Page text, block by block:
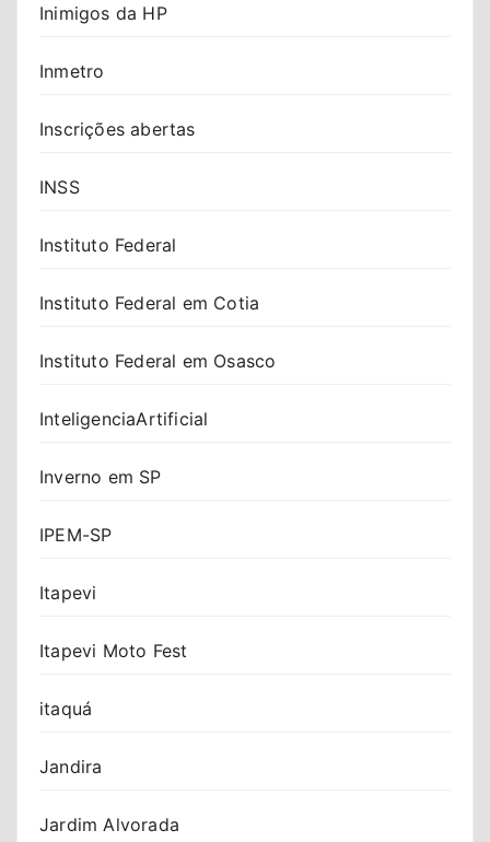
Inimigos da HP
Inmetro
Inscrições abertas
INSS
Instituto Federal
Instituto Federal em Cotia
Instituto Federal em Osasco
InteligenciaArtificial
Inverno em SP
IPEM-SP
Itapevi
Itapevi Moto Fest
itaquá
Jandira
Jardim Alvorada